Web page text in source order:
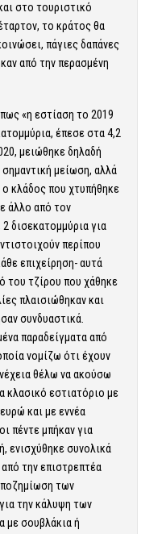
στο τουριστικό
το κράτος θα
πάγιες δαπάνες
από την περασμένη
«η εστίαση το 2019
έπεσε στα 4,2
μειώθηκε δηλαδή
μείωση, αλλά
ο κλάδος που χτυπήθηκε
άλλο από τον
δισεκατομμύρια για
περίπου
επιχείρηση- αυτά
του τζίρου που χάθηκε
πλαισιώθηκαν και
συνδυαστικά.
παραδείγματα από
νομίζω ότι έχουν
θέλω να ακούσω
κλασικό εστιατόριο με
και με εννέα
πέντε μπήκαν για
ενισχύθηκε συνολικά
την επιστρεπτέα
των
την κάλυψη των
με σουβλάκια ή